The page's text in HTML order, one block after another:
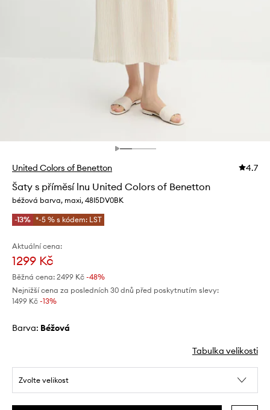
United Colors of Benetton 4.7
Šaty s příměsí lnu United Colors of Benetton
béžová barva, maxi, 48I5DV0BK
-13% *-5 % s kódem: LST
Aktuální cena:
1299 Kč
Běžná cena: 2499 Kč -48%
Nejnižší cena za posledních 30 dnů před poskytnutím slevy:
1499 Kč -13%
Barva: béžová
Tabulka velikosti
Zvolte velikost